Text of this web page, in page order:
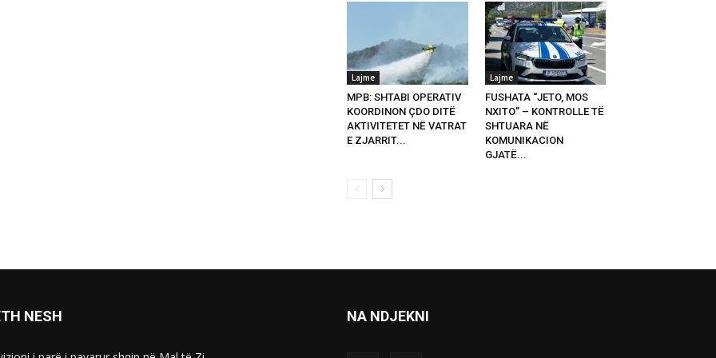
Lajme
MPB: SHTABI OPERATIV
KOORDINON ÇDO DITË
AKTIVITETET NË VATRAT
E ZJARRIT...
Lajme
FUSHATA “JETO, MOS
NXITO” – KONTROLLE TË
SHTUARA NË
KOMUNIKACION
GJATË...
NESH NA NDJEKNI